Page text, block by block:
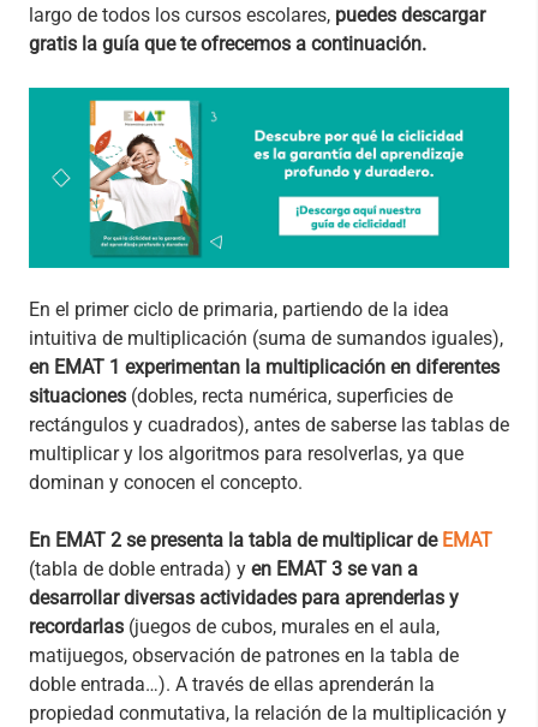
largo de todos los cursos escolares, puedes descargar
gratis la guía que te ofrecemos a continuación.
En el primer ciclo de primaria, partiendo de la idea
intuitiva de multiplicación (suma de sumandos iguales),
en EMAT 1 experimentan la multiplicación en diferentes
situaciones (dobles, recta numérica, superficies de
rectángulos y cuadrados), antes de saberse las tablas de
multiplicar y los algoritmos para resolverlas, ya que
dominan y conocen el concepto.
En EMAT 2 se presenta la tabla de multiplicar de EMAT
(tabla de doble entrada) y en EMAT 3 se van a
desarrollar diversas actividades para aprenderlas y
recordarlas (juegos de cubos, murales en el aula,
matijuegos, observación de patrones en la tabla de
doble entrada…). A través de ellas aprenderán la
propiedad conmutativa, la relación de la multiplicación y